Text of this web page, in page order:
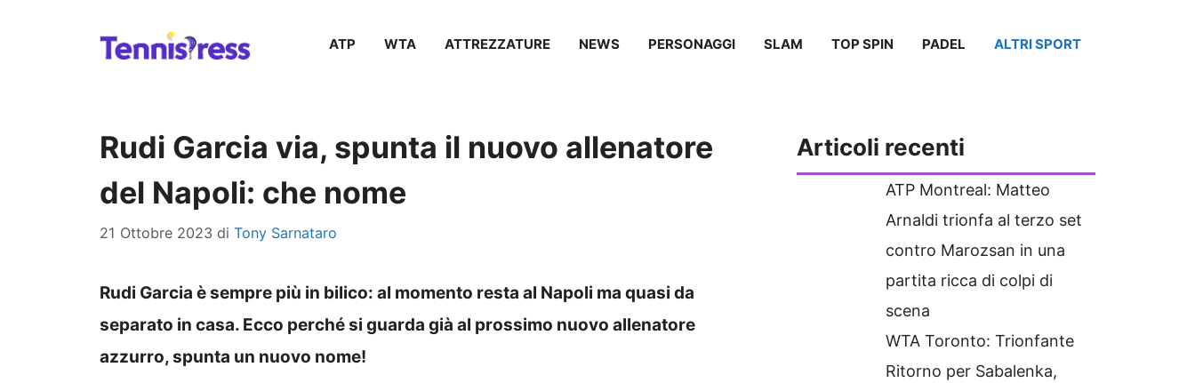
ATP WTA ATTREZZATURE NEWS PERSONAGGI SLAM TOP SPIN PADEL ALTRI SPORT
Rudi Garcia via, spunta il nuovo allenatore
del Napoli: che nome
21 Ottobre 2023 di Tony Sarnataro
Rudi Garcia è sempre più in bilico: al momento resta al Napoli ma quasi da
separato in casa. Ecco perché si guarda già al prossimo nuovo allenatore
azzurro, spunta un nuovo nome!
Articoli recenti
ATP Montreal: Matteo
Arnaldi trionfa al terzo set
contro Marozsan in una
partita ricca di colpi di
scena
WTA Toronto: Trionfante
Ritorno per Sabalenka,